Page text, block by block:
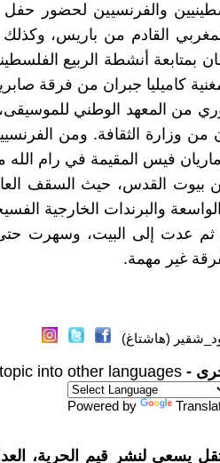
والفرنسيين لحضور حفل
القادم من باريس، وكذلك
بمتابعة أنشطة الربيع
) وجاءت المغنية كاميليا جبران من
من المعهد الوطني
من وزارة الثقافة. ومن
فيس المقيمة في رام
القدس، حيث السقف
والبرندات الخارجية
ثم عدت إلى البيت، وسهرت
غير مهمة.
(هاشتاغ)
-
into other languages
Powered by
لنشر قيم الحرية،